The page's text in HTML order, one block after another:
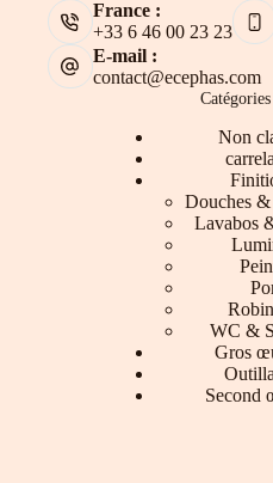
France :
+33 6 46 00 23 23
E-mail :
contact@ecephas.com
Catégories
Non
Douches &
Lavabos
WC &
Gros
Second